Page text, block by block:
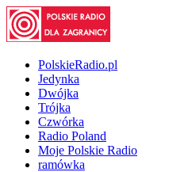
PolskieRadio.pl
Jedynka
Dwójka
Trójka
Czwórka
Radio Poland
Moje Polskie Radio
ramówka